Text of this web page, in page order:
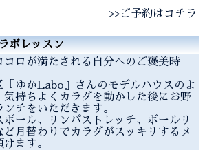
>>ご予約はコチラ
ボレッスン
コロが満たされる自分へのご褒美時
『ゆかLabo』さんのモデルハウスのよ
気持ちよくカラダを動かした後にお野
チをいただきます。
ボール、リンパストレッチ、ボールリ
ど月替わりでカラダがスッキリするメ
ます。